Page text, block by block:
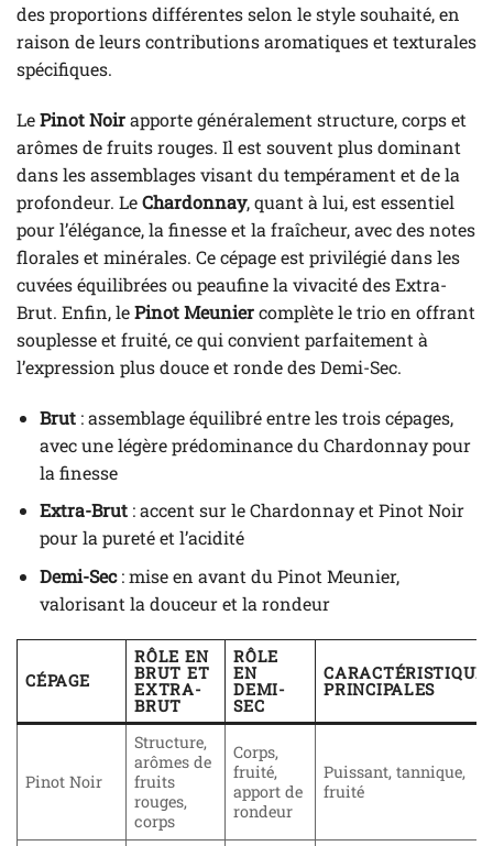
des proportions différentes selon le style souhaité, en
raison de leurs contributions aromatiques et texturales
spécifiques.
LePinot Noirapporte généralement structure, corps et
arômes de fruits rouges. Il est souvent plus dominant
dans les assemblages visant du tempérament et de la
profondeur. LeChardonnay, quant à lui, est essentiel
pour l’élégance, la finesse et la fraîcheur, avec des notes
florales et minérales. Ce cépage est privilégié dans les
cuvées équilibrées ou peaufine la vivacité des Extra-
Brut. Enfin, lePinot Meuniercomplète le trio en offrant
souplesse et fruité, ce qui convient parfaitement à
l’expression plus douce et ronde des Demi-Sec.
Brut: assemblage équilibré entre les trois cépages,
avec une légère prédominance du Chardonnay pour
la finesse
Extra-Brut: accent sur le Chardonnay et Pinot Noir
pour la pureté et l’acidité
Demi-Sec: mise en avant du Pinot Meunier,
valorisant la douceur et la rondeur
CÉPAGE
RÔLE EN
BRUT ET
EXTRA-
BRUT
RÔLE
EN
DEMI-
SEC
PRINCIPALES
Pinot Noir
Structure,
arômes de
fruits
rouges,
corps
Corps,
fruité,
apport de
rondeur
Puissant, tannique,
fruité